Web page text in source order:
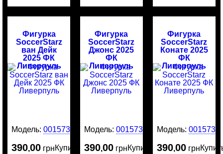
Фигурка
SoccerStarz
ван Дейк
2025 ФК
Ливерпуль
Модель:0015734
390,00 грнКупить
Фигурка
SoccerStarz
Джонс 2025
ФК
Ливерпуль
Модель:0015732
390,00 грнКупить
Фигурка
SoccerStarz
Конате 2025
ФК
Ливерпуль
Модель: 0015731
390,00 грн